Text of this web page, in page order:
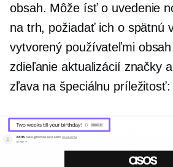
obsah. Môže ísť o uvedenie
na trh, požiadať ich o spätnú
vytvorený používateľmiobsah
zdieľanie aktualizácií značky
zľava na špeciálnu príležitosť: